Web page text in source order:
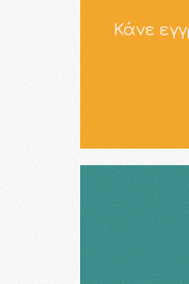
Κάνε